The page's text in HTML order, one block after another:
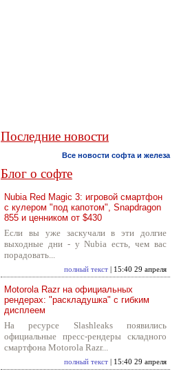
Последние новости
Все новости софта и железа
Блог о софте
Nubia Red Magic 3: игровой смартфон
с кулером "под капотом", Snapdragon
855 и ценником от $430
Если вы уже заскучали в эти долгие
выходные дни - у Nubia есть, чем вас
порадовать...
полный текст | 15:40 29 апреля
Motorola Razr на официальных
рендерах: "раскладушка" с гибким
дисплеем
На ресурсе Slashleaks появились
официальные пресс-рендеры складного
смартфона Motorola Razr...
полный текст | 15:40 29 апреля